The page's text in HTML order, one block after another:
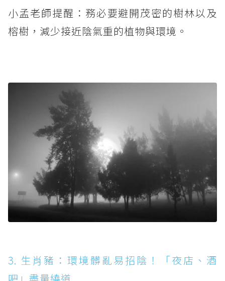
小孟老師提醒：務必要避開茂密的樹林以及
榕樹，減少接近陰氣重的植物與環境。
3. 生肖豬：環境髒亂易招陰！「夜店、酒